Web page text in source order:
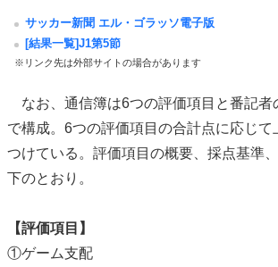
サッカー新聞 エル・ゴラッソ電子版
[結果一覧]J1第5節
※リンク先は外部サイトの場合があります
なお、通信簿は6つの評価項目と番記者
で構成。6つの評価項目の合計点に応じて
つけている。評価項目の概要、採点基準
下のとおり。
【評価項目】
①ゲーム支配